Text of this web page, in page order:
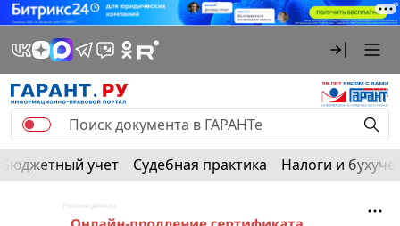
Бюджетный учет Судебная практика Налоги и